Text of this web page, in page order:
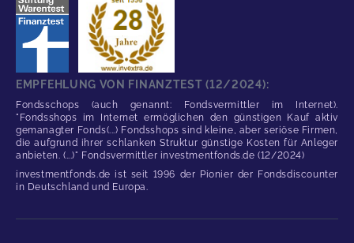
EMPFEHLUNG VON FINANZTEST (12/2024):
Fondsschops (auch genannt: Fondsvermittler im Internet).
"Fondsshops im Internet ermöglichen den günstigen Kauf aktiv
gemanagter Fonds(...) Fondsshops sind kleine, aber seriöse Firmen,
die aufgrund ihrer schlanken Struktur günstige Kosten für Anleger
anbieten. (...)" Fondsvermittler investmentfonds.de (12/2024)
investmentfonds.de ist seit 1996 der Pionier der Fondsdiscounter
in Deutschland und Europa.